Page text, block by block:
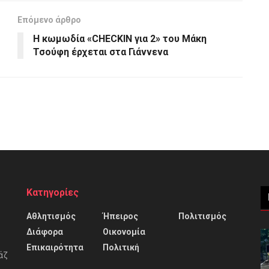
Επόμενο άρθρο
Η κωμωδία «CHECKIN για 2» του Μάκη
Τσούφη έρχεται στα Γιάννενα
Κατηγορίες
Αθλητισμός
Διάφορα
Επικαιρότητα
Ήπειρος
Οικονομία
Πολιτική
Πολιτισμός